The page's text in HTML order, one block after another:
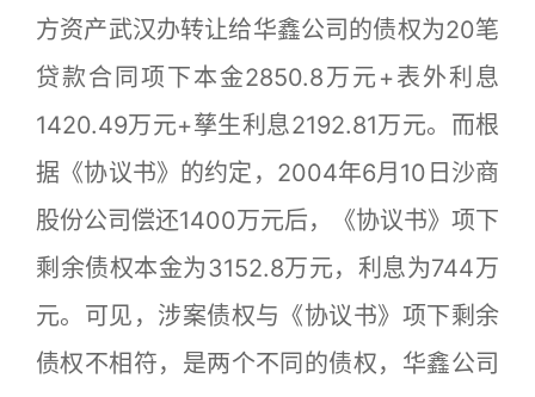
方资产武汉办转让给华鑫公司的债权为20笔
贷款合同项下本金2850.8万元+表外利息
1420.49万元+孳生利息2192.81万元。而根
据《协议书》的约定，2004年6月10日沙商
股份公司偿还1400万元后，《协议书》项下
剩余债权本金为3152.8万元，利息为744万
元。可见，涉案债权与《协议书》项下剩余
债权不相符，是两个不同的债权，华鑫公司